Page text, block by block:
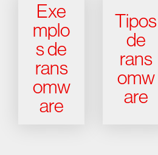
Exe
mplo
s de
rans
omw
are
Tipos
de
rans
omw
are